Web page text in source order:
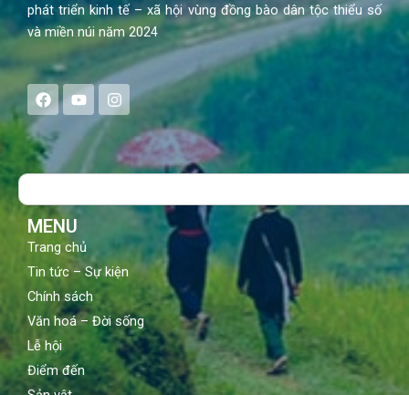
phát triển kinh tế – xã hội vùng đồng bào dân tộc thiểu số
và miền núi năm 2024
F
a
e
b
o
Y
o
t
b
I
n
s
a
g
Search
MENU
Trang chủ
Tin tức – Sự kiện
Chính sách
Văn hoá – Đời sống
Lễ hội
Điểm đến